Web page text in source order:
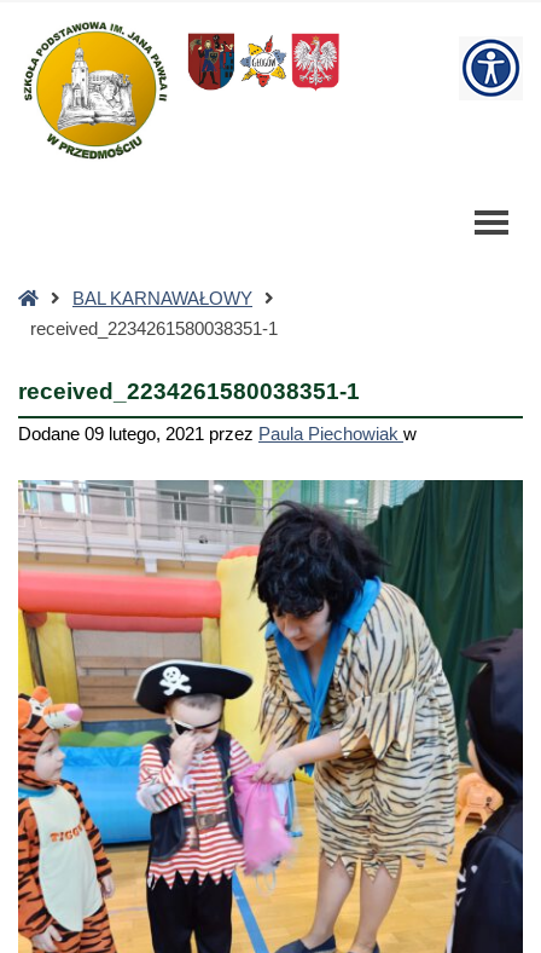
Szkoła
Podstawowa
Strona
główna
BAL KARNAWAŁOWY
received_2234261580038351-1
received_2234261580038351-1
Dodane 09 lutego, 2021 przez Paula Piechowiak w